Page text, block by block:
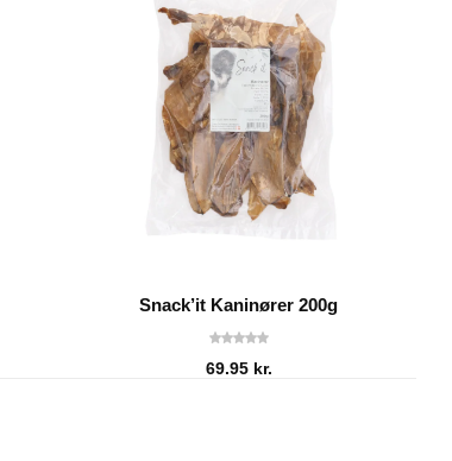
Snack’it Kaninører 200g
69.95 kr.